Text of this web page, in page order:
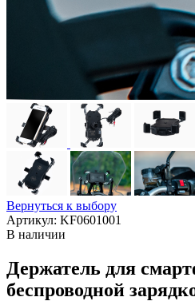
Вернуться к выбору
Артикул: KF0601001
В наличии
Держатель для
беспроводной